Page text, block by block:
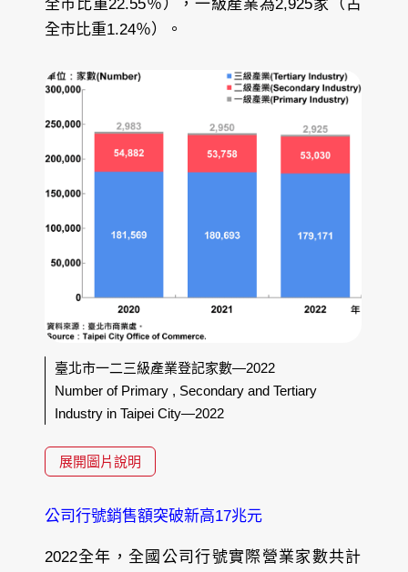
全市比重22.55％），一級產業為2,925家（占
全市比重1.24％）。
臺北市一二三級產業登記家數—2022
Number of Primary , Secondary and Tertiary
Industry in Taipei City—2022
展開圖片說明
公司行號銷售額突破新高17兆元
2022全年，全國公司行號實際營業家數共計